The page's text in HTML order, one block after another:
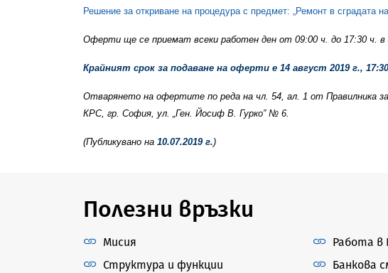
Решение за откриване на процедура с предмет: „Ремонт в сградата
Оферти ще се приемат всеки работен ден от 09:00 ч. до 17:30 ч.
Крайният срок за подаване на оферти е 14 август 2019 г.,
Отварянето на офертите по реда на чл. 54, ал. 1 от Правилника
КРС, гр. София, ул. „Ген. Йосиф В. Гурко” № 6.
(Публикувано на 10.07.2019 г.)
Полезни връзки
Мисия
Структура и функции
Работа в
Банкова